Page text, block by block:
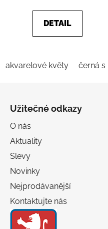
DETAIL
akvarelové květy černá s
Užitečné odkazy
O nás
Aktuality
Slevy
Novinky
Nejprodávanější
Kontaktujte nás